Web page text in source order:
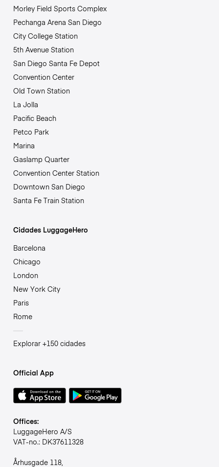
Morley Field Sports Complex
Pechanga Arena San Diego
City College Station
5th Avenue Station
San Diego Santa Fe Depot
Convention Center
Old Town Station
La Jolla
Pacific Beach
Petco Park
Marina
Gaslamp Quarter
Convention Center Station
Downtown San Diego
Santa Fe Train Station
Cidades LuggageHero
Barcelona
Chicago
London
New York City
Paris
Rome
Explorar +150 cidades
Official App
Offices:
LuggageHero A/S
VAT-no.: DK37611328
Århusgade 118,